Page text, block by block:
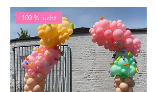
100 % lucht